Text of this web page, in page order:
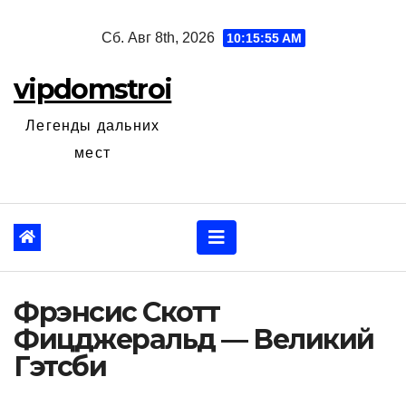
Сб. Авг 8th, 2026 10:15:56 AM
vipdomstroi
Легенды дальних
мест
Фрэнсис Скотт
Фицджеральд — Великий
Гэтсби